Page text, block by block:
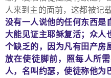
人来到主的面前，这都被记
没有一人说他的任何东西是
大能见证主耶稣复活；众人
个缺乏的，因为凡有田产房
放在使徒脚前，照每人所
人，名叫约瑟，使徒称他为